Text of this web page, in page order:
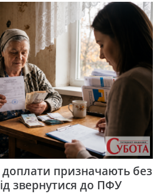
доплати призначають без
звернутися до ПФУ